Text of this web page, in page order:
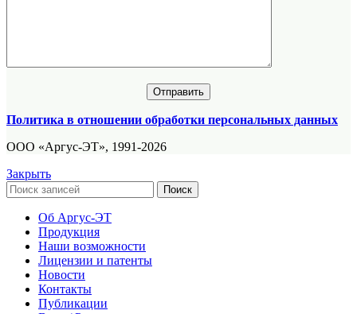
Политика в отношении обработки персональных данных
ООО «Аргус-ЭТ», 1991-2026
Закрыть
Поиск
Об Аргус-ЭТ
Продукция
Наши возможности
Лицензии и патенты
Новости
Контакты
Публикации